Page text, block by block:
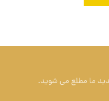
ما مطلع می شوید.